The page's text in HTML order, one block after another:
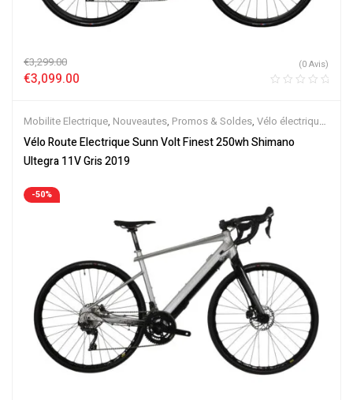
€3,299.00
€3,099.00
(0 Avis)
Mobilite Electrique, Nouveautes, Promos & Soldes, Vélo électrique
ville,Vélos de Route Electriques,Velos Electriques
Vélo Route Electrique Sunn Volt Finest 250wh Shimano
Ultegra 11V Gris 2019
-50%